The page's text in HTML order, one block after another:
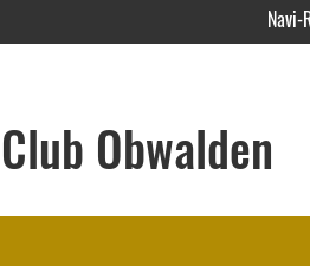
Navi-
Obwalden